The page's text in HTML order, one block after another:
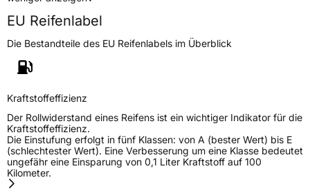
EU Reifenlabel
Die Bestandteile des EU Reifenlabels im Überblick
Kraftstoffeffizienz
Der Rollwiderstand eines Reifens ist ein wichtiger Indikator für die
Kraftstoffeffizienz.
Die Einstufung erfolgt in fünf Klassen: von A (bester Wert) bis E
(schlechtester Wert). Eine Verbesserung um eine Klasse bedeutet
ungefähr eine Einsparung von 0,1 Liter Kraftstoff auf 100
Kilometer.